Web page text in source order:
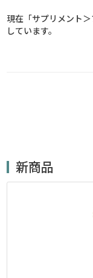
現在「サプリメント
しています。
新商品